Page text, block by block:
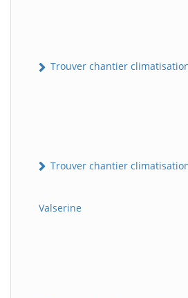
Trouver chantier
Trouver chantier
Valserine